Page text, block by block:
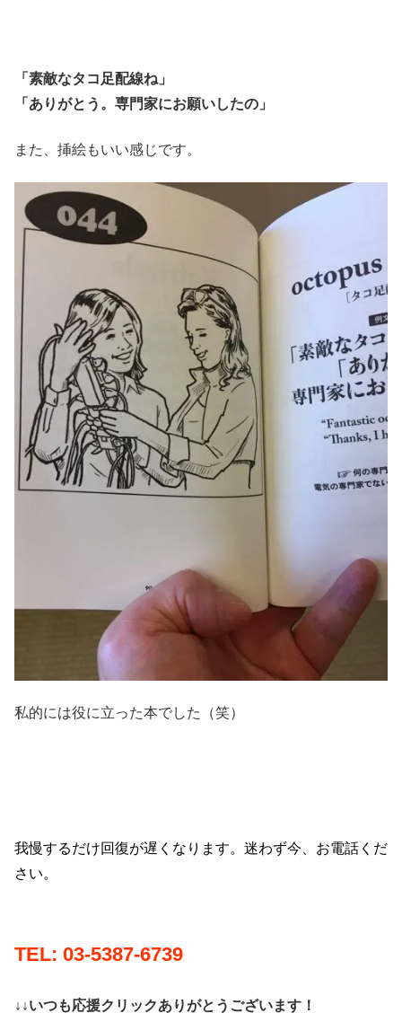
「素敵なタコ足配線ね」
「ありがとう。専門家にお願いしたの」
また、挿絵もいい感じです。
私的には役に立った本でした（笑）
我慢するだけ回復が遅くなります。迷わず今、お電話くだ
さい。
TEL: 03-5387-6739
↓↓いつも応援クリックありがとうございます！